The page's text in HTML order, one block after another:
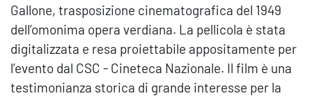
Gallone, trasposizione cinematografica del 1949
dell’omonima opera verdiana. La pellicola è stata
digitalizzata e resa proiettabile appositamente per
l’evento dal CSC - Cineteca Nazionale. Il film è una
testimonianza storica di grande interesse per la